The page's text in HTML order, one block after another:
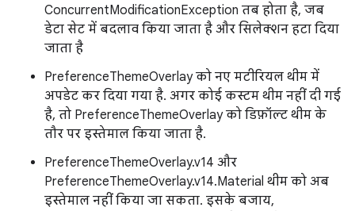
ConcurrentModificationException तब होता है, जब
डेटा सेट में बदलाव किया जाता है और सिलेक्शन हटा दिया
जाता है
PreferenceThemeOverlay को नए मटीरियल थीम में
अपडेट कर दिया गया है. अगर कोई कस्टम थीम नहीं दी गई
है, तो PreferenceThemeOverlay को डिफ़ॉल्ट थीम के
तौर पर इस्तेमाल किया जाता है.
PreferenceThemeOverlay.v14 और
PreferenceThemeOverlay.v14.Material थीम को अब
इस्तेमाल नहीं किया जा सकता. इसके बजाय,